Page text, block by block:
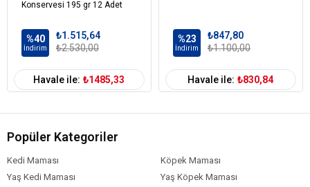
Konservesi 195 gr 12 Adet
%40
İndirim
₺1.515,64
₺2.530,00
Havale ile: ₺1485,33
%23
İndirim
₺847,80
₺1.100,00
Havale ile: ₺830,84
Popüler Kategoriler
Kedi Maması
Köpek Maması
Yaş Kedi Maması
Yaş Köpek Maması